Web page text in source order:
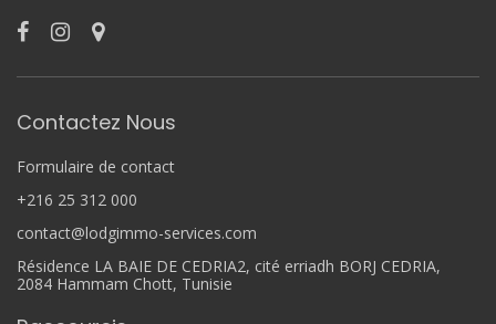
Contactez Nous
Formulaire de contact
+216 25 312 000
contact@lodgimmo-services.com
Résidence LA BAIE DE CEDRIA2, cité erriadh BORJ CEDRIA,
2084 Hammam Chott, Tunisie